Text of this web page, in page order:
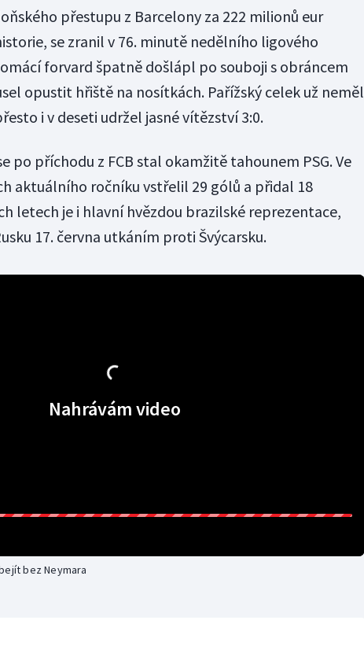
přestupu z Barcelony za 222 milionů eur
se zranil v 76. minutě nedělního ligového
forvard špatně došlápl po souboji s obráncem
opustit hřiště na nosítkách. Pařížský celek už neměl
i v deseti udržel jasné vítězství 3:0.
po příchodu z FCB stal okamžitě tahounem PSG. Ve
aktuálního ročníku vstřelil 29 gólů a přidal 18
letech je i hlavní hvězdou brazilské reprezentace,
17. června utkáním proti Švýcarsku.
Nahrávám video
bez Neymara